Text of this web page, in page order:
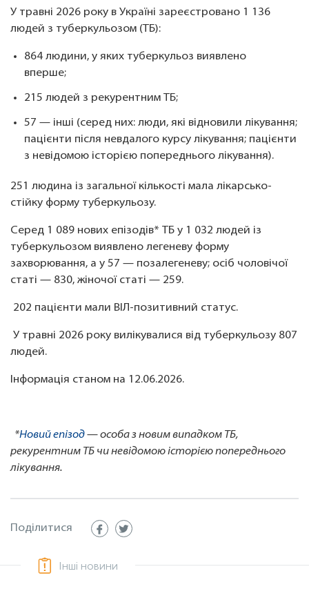
У травні 2026 року в Україні зареєстровано 1 136
людей з туберкульозом (ТБ):
864 людини, у яких туберкульоз виявлено
вперше;
215 людей з рекурентним ТБ;
57 — інші (серед них: люди, які відновили лікування;
пацієнти після невдалого курсу лікування; пацієнти
з невідомою історією попереднього лікування).
251 людина із загальної кількості мала лікарсько-
стійку форму туберкульозу.
Серед 1 089 нових епізодів* ТБ у 1 032 людей із
туберкульозом виявлено легеневу форму
захворювання, а у 57 — позалегеневу; осіб чоловічої
статі — 830, жіночої статі — 259.
202 пацієнти мали ВІЛ-позитивний статус.
У травні 2026 року вилікувалися від туберкульозу 807
людей.
Інформація станом на 12.06.2026.
*Новий епізод—особа з новим випадком ТБ,
рекурентним ТБ чи невідомою історією попереднього
лікування.
Поділитися
Інші новини